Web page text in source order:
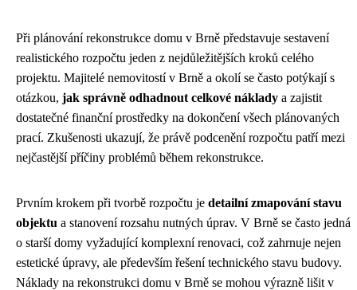
Při plánování rekonstrukce domu v Brně představuje sestavení
realistického rozpočtu jeden z nejdůležitějších kroků celého
projektu. Majitelé nemovitostí v Brně a okolí se často potýkají s
otázkou, jak správně odhadnout celkové náklady a zajistit
dostatečné finanční prostředky na dokončení všech plánovaných
prací. Zkušenosti ukazují, že právě podcenění rozpočtu patří mezi
nejčastější příčiny problémů během rekonstrukce.
Prvním krokem při tvorbě rozpočtu je detailní zmapování stavu
objektu a stanovení rozsahu nutných úprav. V Brně se často jedná
o starší domy vyžadující komplexní renovaci, což zahrnuje nejen
estetické úpravy, ale především řešení technického stavu budovy.
Náklady na rekonstrukci domu v Brně se mohou výrazně lišit v